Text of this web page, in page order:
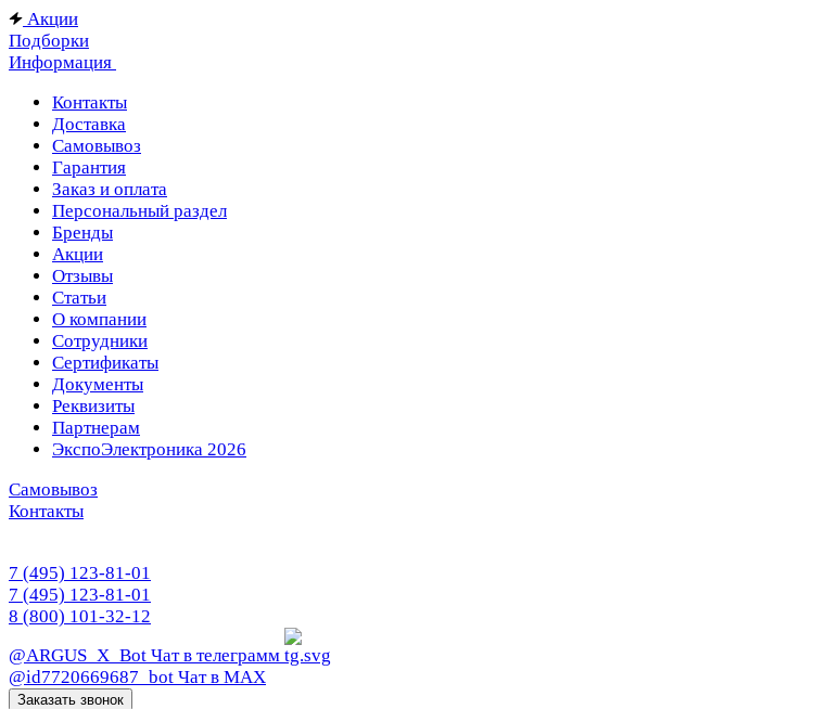
Акции
Подборки
Информация
Контакты
Доставка
Самовывоз
Гарантия
Заказ и оплата
Персональный раздел
Бренды
Акции
Отзывы
Статьи
О компании
Сотрудники
Сертификаты
Документы
Реквизиты
Партнерам
ЭкспоЭлектроника 2026
Самовывоз
Контакты
7 (495) 123-81-01
7 (495) 123-81-01
8 (800) 101-32-12
@ARGUS_X_Bot Чат в телеграмм
@id7720669687_bot Чат в МАХ
Заказать звонок